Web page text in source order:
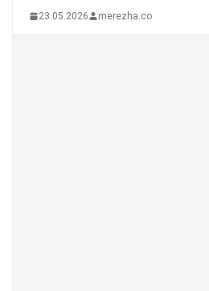
23.05.2026 merezha.co